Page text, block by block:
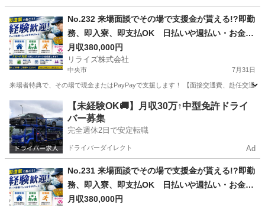
No.232 来場面談でその場で支援金が貰える!?即勤
務、即入寮、即支払OK 日払いや週払い・お金住
む場所に困ってる方必見の案件です！簡単な電子
部品の製造・加工のお仕事♪
月収380,000円
リライズ株式会社
中央市 7月31日
来場者特典で、その場で現金またはPayPayで支援します！ 【面接交通費、赴任交通
中央市 その他 業務
【未経験OK🚚】月収30万↑中型免許ドライ
バー募集
完全週休2日で安定転職
ドライバーダイレクト Ad
No.231 来場面談でその場で支援金が貰える!?即勤
務、即入寮、即支払OK 日払いや週払い・お金住
む場所に困ってる方必見の案件です！簡単な電子
月収380,000円